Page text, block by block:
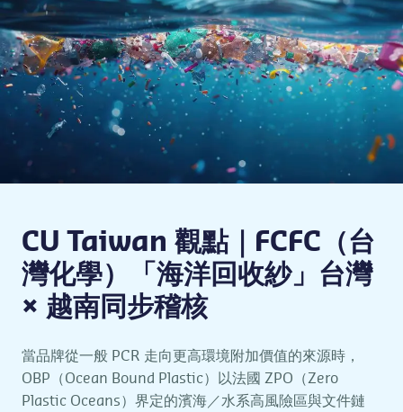
CU Taiwan 觀點｜FCFC（台
灣化學）「海洋回收紗」台灣
× 越南同步稽核
當品牌從一般 PCR 走向更高環境附加價值的來源時，
OBP（Ocean Bound Plastic）以法國 ZPO（Zero
Plastic Oceans）界定的濱海／水系高風險區與文件鏈